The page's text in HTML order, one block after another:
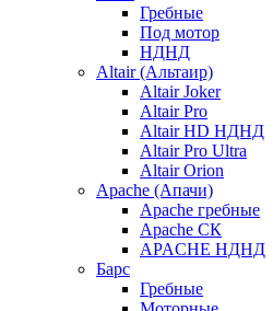
Гребные
Под мотор
НДНД
Altair (Альтаир)
Altair Joker
Altair Pro
Altair HD НДНД
Altair Pro Ultra
Altair Orion
Apache (Апачи)
Apache гребные
Apache СК
APACHE НДНД
Барс
Гребные